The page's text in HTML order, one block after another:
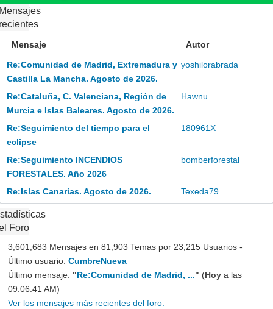
Mensaje Autor
Re:Comunidad de Madrid, Extremadura y
Castilla La Mancha. Agosto de 2026.
yoshilorabrada
Re:Cataluña, C. Valenciana, Región de
Murcia e Islas Baleares. Agosto de 2026.
Hawnu
Re:Seguimiento del tiempo para el
eclipse
180961X
Re:Seguimiento INCENDIOS
FORESTALES. Año 2026
bomberforestal
Re:Islas Canarias. Agosto de 2026. Texeda79
Foro
3,601,683 Mensajes en 81,903 Temas por 23,215 Usuarios -
Último usuario: CumbreNueva
Último mensaje: "Re:Comunidad de Madrid, ..." (Hoy a las
09:06:41 AM)
Ver los mensajes más recientes del foro.